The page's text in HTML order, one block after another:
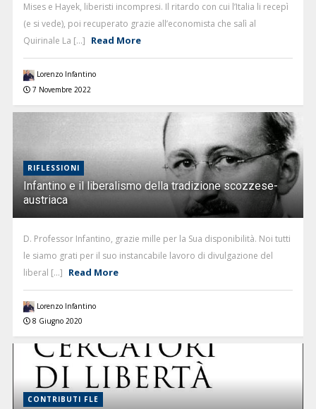
Mises e Hayek, liberisti incompresi. Il ritardo con cui l’Italia li recepì
(e si vede), poi recuperato grazie all’economista che salì al
Quirinale La [...] Read More
Lorenzo Infantino
7 Novembre 2022
RIFLESSIONI
Infantino e il liberalismo della tradizione scozzese-
austriaca
D. Professor Infantino, grazie mille per la Sua disponibilità. Noi tutti
le siamo grati per il suo instancabile lavoro di divulgazione del
liberal [...] Read More
Lorenzo Infantino
8 Giugno 2020
CONTRIBUTI FLE